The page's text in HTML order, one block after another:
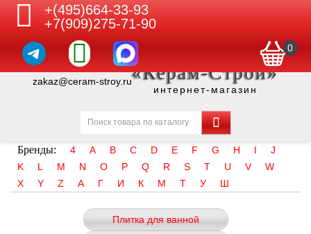
+(495)664-33-93
+7(909)275-71-90
0
zakaz@ceram-stroy.ru«Керам-Строй»
интернет-магазин
Бренды: 4 A B C D E F G H I
J
K
L M N O P Q R S T U V
W
X
Y Z А Г И К М Т У Ш
Плитка для ванной